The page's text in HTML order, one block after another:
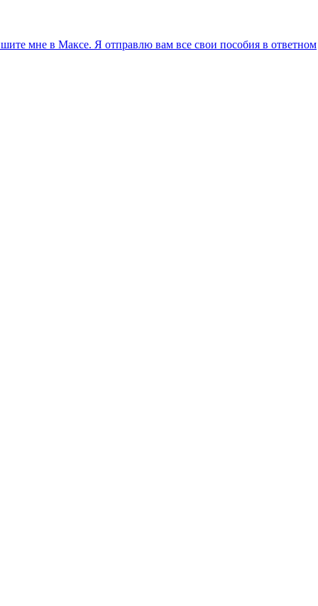
мне в Максе. Я отправлю вам все свои пособия в ответном